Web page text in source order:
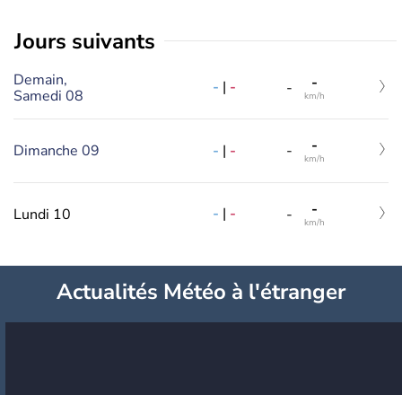
jours suivants
Demain,
Samedi 08
- | - - -
km/h
Dimanche 09 - | - - -
km/h
Lundi 10 - | - - -
km/h
Actualités Météo à l'étranger